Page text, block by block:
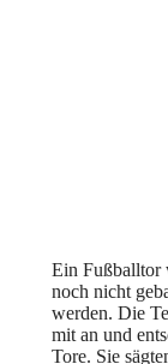
Ein Fußballtor
noch nicht
werden. Die
mit an und
Tore. Sie